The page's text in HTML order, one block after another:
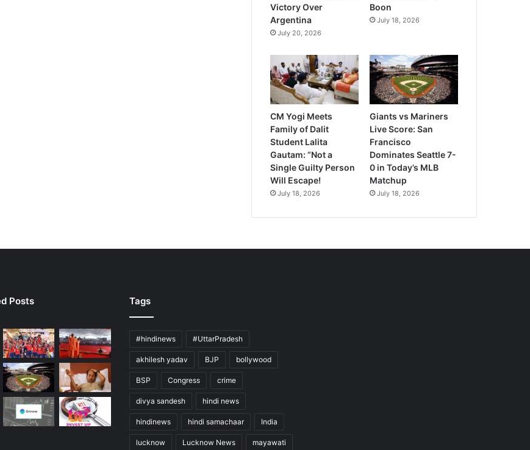
Victory Over
Argentina
July 20, 2026
Boon
July 18, 2026
CM Yogi Meets
Family of Dalit
Student Lalita
Gautam: “Not a
Single Guilty Person
Will Escape!
July 18, 2026
Giants vs Mariners
Live Score: San
Francisco
Dominates Seattle 7-
0 in Today’s MLB
Matchup
July 18, 2026
Posts Tags
#hindinews #UttarPradesh
akhilesh yadav BJP bollywood
BSP Congress crime
divya sandesh hindi news
hindinews hindi samachaar India
lucknow Lucknow News mayawati